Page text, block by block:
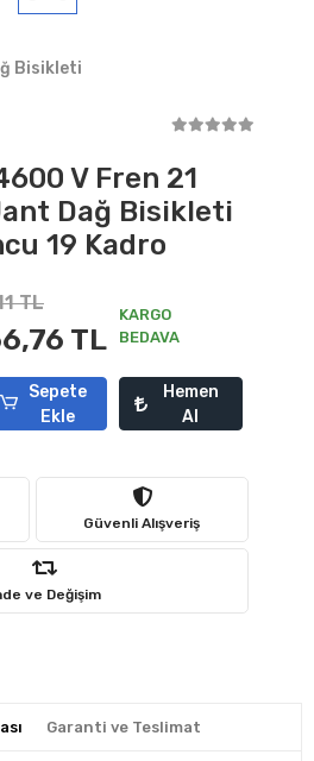
Bisikleti
V Fren 21
Dağ Bisikleti
19 Kadro
TL
TL
KARGO
BEDAVA
Sepete
Ekle
Hemen
Al
Güvenli Alışveriş
ve Değişim
Garanti ve Teslimat